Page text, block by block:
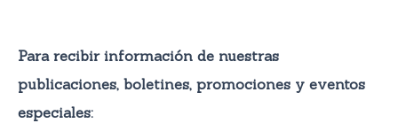
Para recibir información de nuestras
publicaciones, boletines, promociones y eventos
especiales: